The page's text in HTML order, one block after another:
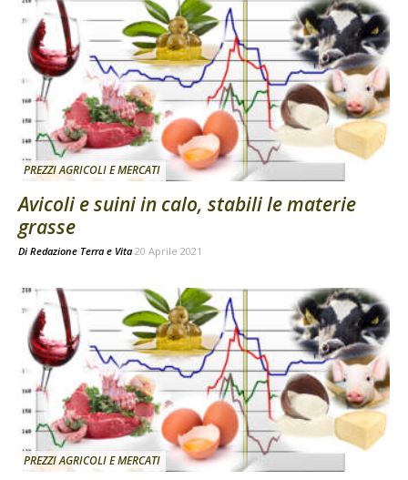
PREZZI AGRICOLI E MERCATI
Avicoli e suini in calo, stabili le materie
grasse
Di Redazione Terra e Vita 20 Aprile 2021
PREZZI AGRICOLI E MERCATI